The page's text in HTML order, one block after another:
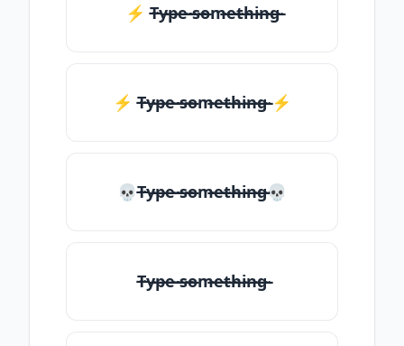
⚡ T̶̴y̶̴p̶̴e̶̴ ̶̴s̶̴o̶̴m̶̴e̶̴t̶̴h̶̴i̶̴n̶̴g̶̴
⚡️ T̶̴y̶̴p̶̴e̶̴ ̶̴s̶̴o̶̴m̶̴e̶̴t̶̴h̶̴i̶̴n̶̴g̶̴ ⚡️
💀T̶̴y̶̴p̶̴e̶̴ ̶̴s̶̴o̶̴m̶̴e̶̴t̶̴h̶̴i̶̴n̶̴g̶̴💀
T̶̴y̶̴p̶̴e̶̴ ̶̴s̶̴o̶̴m̶̴e̶̴t̶̴h̶̴i̶̴n̶̴g̶̴